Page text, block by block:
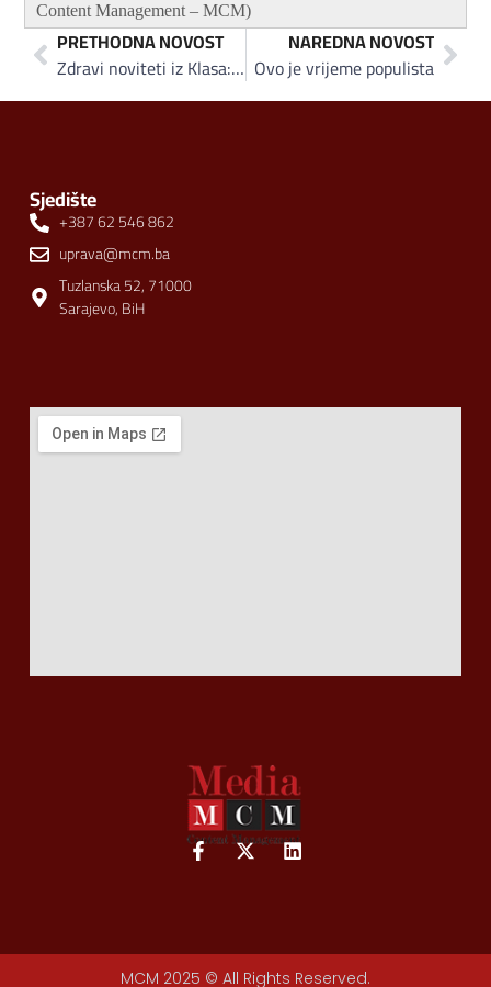
Content Management – MCM)
PRETHODNA NOVOST
Zdravi noviteti iz Klasa: Hljeb za dijabetičare, Dijetalni hljeb i dnevni hljebovi u zaštitnoj foliji
NAREDNA NOVOST
Ovo je vrijeme populista
Sjedište
+387 62 546 862
uprava@mcm.ba
Tuzlanska 52, 71000
Sarajevo, BiH
MCM 2025 © All Rights Reserved.